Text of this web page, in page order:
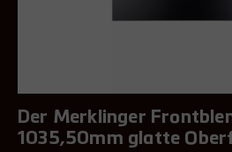
Der Merklinger
1035,50mm glatte